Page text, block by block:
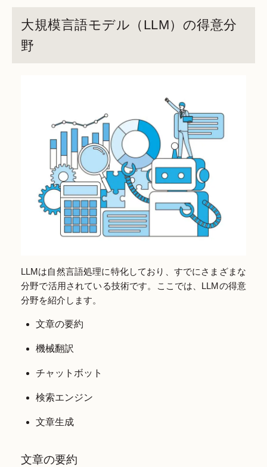
大規模言語モデル（LLM）の得意分
野
LLMは自然言語処理に特化しており、すでにさまざまな
分野で活用されている技術です。ここでは、LLMの得意
分野を紹介します。
文章の要約
機械翻訳
チャットボット
検索エンジン
文章生成
文章の要約